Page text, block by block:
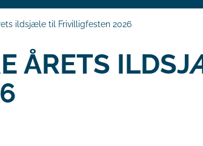
ildsjæle til Frivilligfesten 2026
ÅRETS